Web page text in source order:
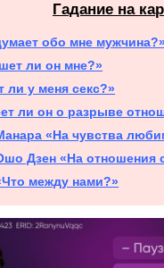
Гадание на
обо мне
ли он мне?»
ли у меня секс?»
ли он о разрыве
«На чувства
Дзен «На отношения
между нами?»